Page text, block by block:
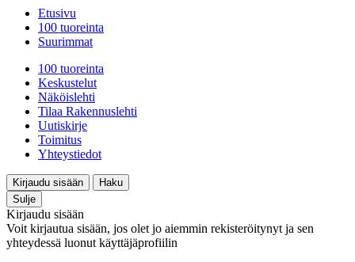
Etusivu
100 tuoreinta
Suurimmat
100 tuoreinta
Keskustelut
Näköislehti
Tilaa Rakennuslehti
Uutiskirje
Toimitus
Yhteystiedot
Kirjaudu sisään
Haku
Sulje
Kirjaudu sisään
Voit kirjautua sisään, jos olet jo aiemmin rekisteröitynyt ja sen
yhteydessä luonut käyttäjäprofiilin